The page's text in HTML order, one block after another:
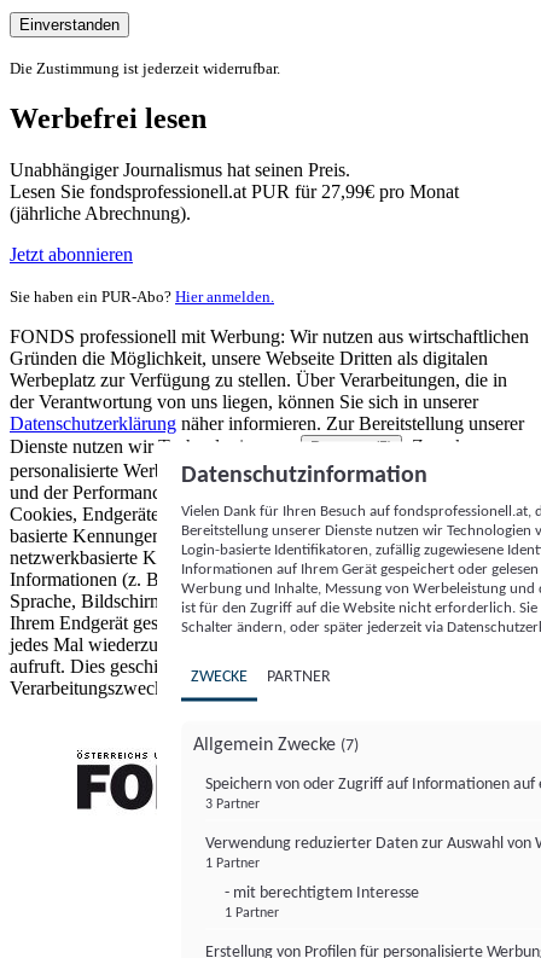
Einverstanden
Die Zustimmung ist jederzeit widerrufbar.
Werbefrei lesen
Unabhängiger Journalismus hat seinen Preis.
Lesen Sie fondsprofessionell.at PUR für 27,99€ pro Monat
(jährliche Abrechnung).
Jetzt abonnieren
Sie haben ein PUR-Abo? Hier anmelden.
FONDS professionell mit Werbung: Wir nutzen aus wirtschaftlichen
Gründen die Möglichkeit, unsere Webseite Dritten als digitalen
Werbeplatz zur Verfügung zu stellen. Über Verarbeitungen, die in
der Verantwortung von uns liegen, können Sie sich in unserer
Datenschutzerklärung näher informieren. Zur Bereitstellung unserer
Dienste nutzen wir Technologien von
Partnern (5)
. Zwecke:
personalisierte Werbung und Inhalte, Messung von Werbeleistung
und der Performance von Inhalten sowie Zielgruppenforschung.
Cookies, Endgeräte- oder ähnliche Online-Kennungen (z. B. login-
basierte Kennungen, zufällig generierte Kennungen,
netzwerkbasierte Kennungen) können zusammen mit anderen
Informationen (z. B. Browsertyp und Browserinformationen,
Sprache, Bildschirmgröße, unterstützte Technologien usw.) auf
Ihrem Endgerät gespeichert oder von dort ausgelesen werden, um es
jedes Mal wiederzuerkennen, wenn es eine App oder einer Webseite
aufruft. Dies geschieht für einen oder mehrere der hier aufgeführten
Verarbeitungszwecke.
Datenschutzinformation
Vielen Dank für Ihren Besuch auf
Bereitstellung unserer Dienste nutzen wir Technologien
Login-basierte Identifikatoren, zufällig zugewiesene
Informationen auf Ihrem Gerät gespeichert oder
Werbung und Inhalte, Messung von Werbeleistung
ist für den Zugriff auf die Website nicht erforderlich.
Schalter ändern, oder später jederzeit via
ZWECKE PARTNER
Allgemein Zwecke (7)
Speichern von oder Zugriff auf Informationen auf
3 Partner
Verwendung reduzierter Daten zur Auswahl von
1 Partner
- mit berechtigtem Interesse
1 Partner
Erstellung von Profilen für personalisierte
FONDS professionell